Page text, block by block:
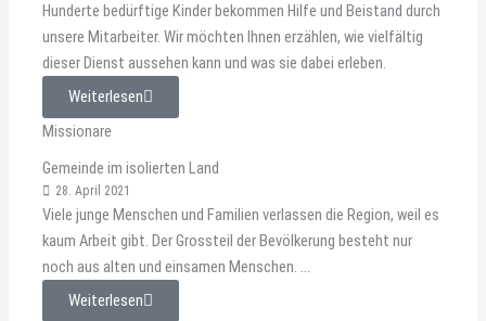
Hunderte bedürftige Kinder bekommen Hilfe und Beistand durch
unsere Mitarbeiter. Wir möchten Ihnen erzählen, wie vielfältig
dieser Dienst aussehen kann und was sie dabei erleben.
Weiterlesen
Missionare
Gemeinde im isolierten Land
28. April 2021
Viele junge Menschen und Familien verlassen die Region, weil es
kaum Arbeit gibt. Der Grossteil der Bevölkerung besteht nur
noch aus alten und einsamen Menschen. ...
Weiterlesen